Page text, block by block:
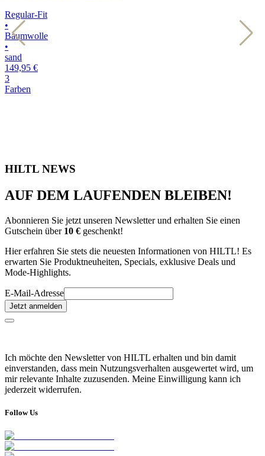
Regular-Fit
•
Baumwolle
•
sand
149,95 €
3
Farben
HILTL NEWS
AUF DEM LAUFENDEN BLEIBEN!
Abonnieren Sie jetzt unseren Newsletter und erhalten Sie einen
Gutschein über 10 € geschenkt!
Hier erfahren Sie stets die neuesten Informationen von HILTL! Es
erwarten Sie Produktneuheiten, Specials, exklusive Deals und
Mode-Highlights.
E-Mail-Adresse
Jetzt anmelden
Ich möchte den Newsletter von HILTL erhalten und bin damit
einverstanden, dass mein Nutzungsverhalten ausgewertet wird, um
mir relevante Inhalte zuzusenden. Meine Einwilligung kann ich
jederzeit widerrufen.
Follow Us